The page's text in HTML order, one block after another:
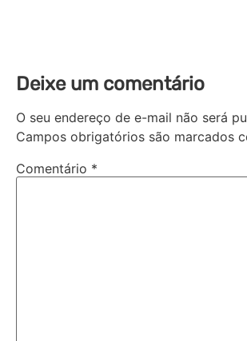
Deixe um comentário
O seu endereço de e-mail não será
Campos obrigatórios são marcados
Comentário *